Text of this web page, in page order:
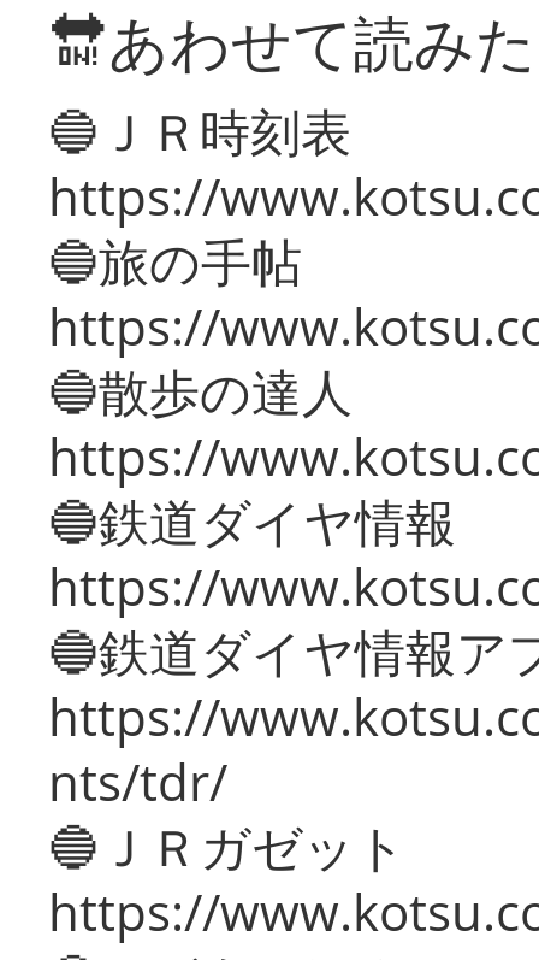
🔛あわせて読み
🔵ＪＲ時刻表
https://
🔵旅の手帖
https://
🔵散歩の達人
https://
🔵鉄道ダイヤ情報
https://
🔵鉄道ダイヤ情報ア
https://
nts/tdr/
🔵ＪＲガゼット
https://